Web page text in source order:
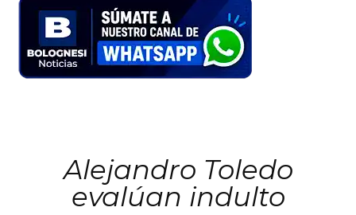
Alejandro Toledo
evalúan indulto